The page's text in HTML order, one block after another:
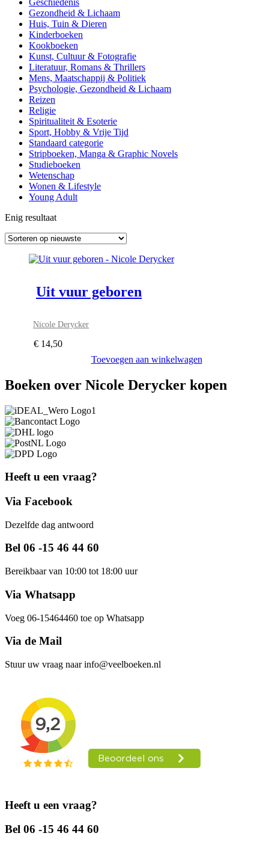
Gezondheid & Lichaam
Huis, Tuin & Dieren
Kinderboeken
Kookboeken
Kunst, Cultuur & Fotografie
Literatuur, Romans & Thrillers
Mens, Maatschappij & Politiek
Psychologie, Gezondheid & Lichaam
Reizen
Religie
Spiritualiteit & Esoterie
Sport, Hobby & Vrije Tijd
Standaard categorie
Stripboeken, Manga & Graphic Novels
Studieboeken
Wetenschap
Wonen & Lifestyle
Young Adult
Enig resultaat
Uit vuur geboren
Nicole Derycker
€ 14,50
Toevoegen aan winkelwagen
Boeken over Nicole Derycker kopen
Heeft u een vraag?
Via Facebook
Dezelfde dag antwoord
Bel 06 -15 46 44 60
Bereikbaar van 10:00 tot 18:00 uur
Via Whatsapp
Voeg 06-15464460 toe op Whatsapp
Via de Mail
Stuur uw vraag naar info@veelboeken.nl
Heeft u een vraag?
Bel 06 -15 46 44 60